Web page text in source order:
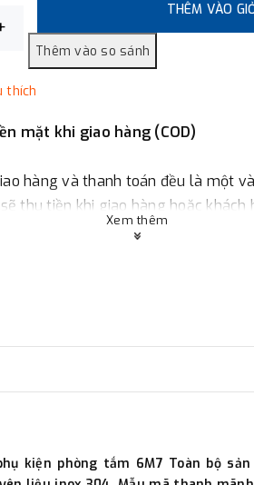
THÊM VÀO
mặt khi giao hàng (COD)
hàng và thanh toán đều là một
thu tiền khi giao hàng hoặc
hàng tùy thuộc vào đơn hàng.
Nội.
nội thành Hà Nội. Chúng tôi sẽ
Xem thêm
kiện phòng tắm 6M7 Toàn bộ